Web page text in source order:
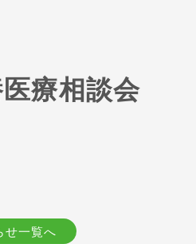
療相談会
せ一覧へ